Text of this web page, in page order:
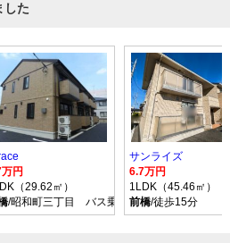
した
円
（29.62㎡）
/昭和町三丁目 バス乗車時間20分 停歩1分
サンライズ
6.7万円
1LDK（45.46㎡）
前橋/徒歩15分